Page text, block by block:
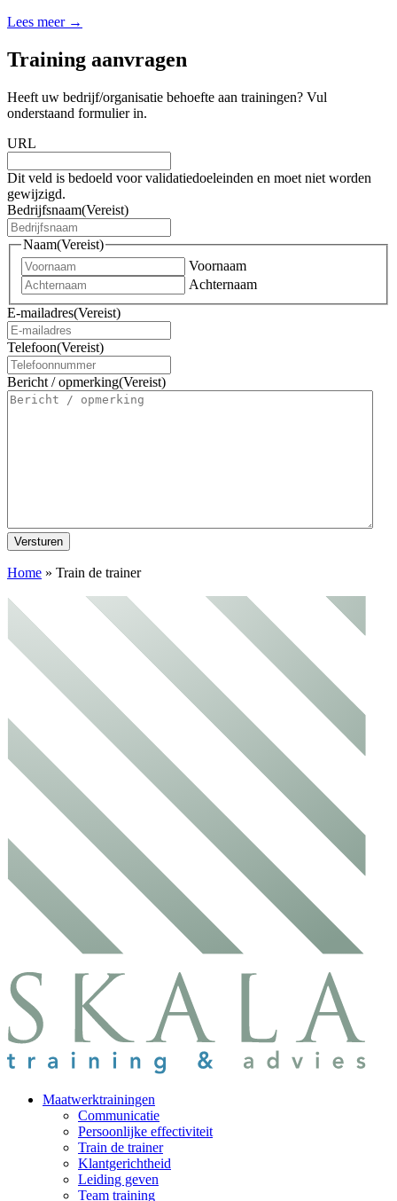
Lees meer →
Training aanvragen
Heeft uw bedrijf/organisatie behoefte aan trainingen? Vul
onderstaand formulier in.
URL
Dit veld is bedoeld voor validatiedoeleinden en moet niet worden
gewijzigd.
Bedrijfsnaam(Vereist)
Naam(Vereist)
Voornaam
Achternaam
E-mailadres(Vereist)
Telefoon(Vereist)
Bericht / opmerking(Vereist)
Versturen
Home » Train de trainer
Maatwerktrainingen
Communicatie
Persoonlijke effectiviteit
Train de trainer
Klantgerichtheid
Leiding geven
Team training